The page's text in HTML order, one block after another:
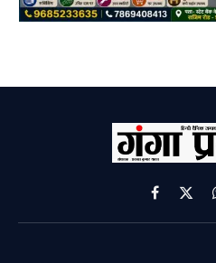
Facebook
X